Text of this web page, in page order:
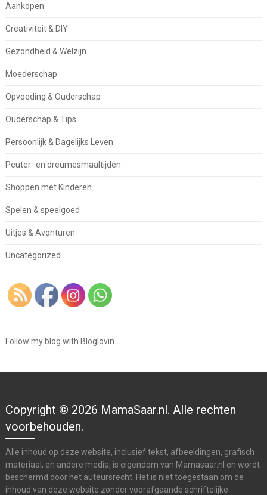
Aankopen
Creativiteit & DIY
Gezondheid & Welzijn
Moederschap
Opvoeding & Ouderschap
Ouderschap & Tips
Persoonlijk & Dagelijks Leven
Peuter- en dreumesmaaltijden
Shoppen met Kinderen
Spelen & speelgoed
Uitjes & Avonturen
Uncategorized
Follow my blog with Bloglovin
Copyright © 2026 MamaSaar.nl. Alle rechten
voorbehouden.
Alle inhoud op deze website, inclusief tekst, afbeeldingen, grafisch
materiaal, en andere media, is eigendom van Mamasaar.nl en wordt
beschermd door het auteursrecht. Het is niet toegestaan om de
inhoud van deze website zonder voorafgaande schriftelijke